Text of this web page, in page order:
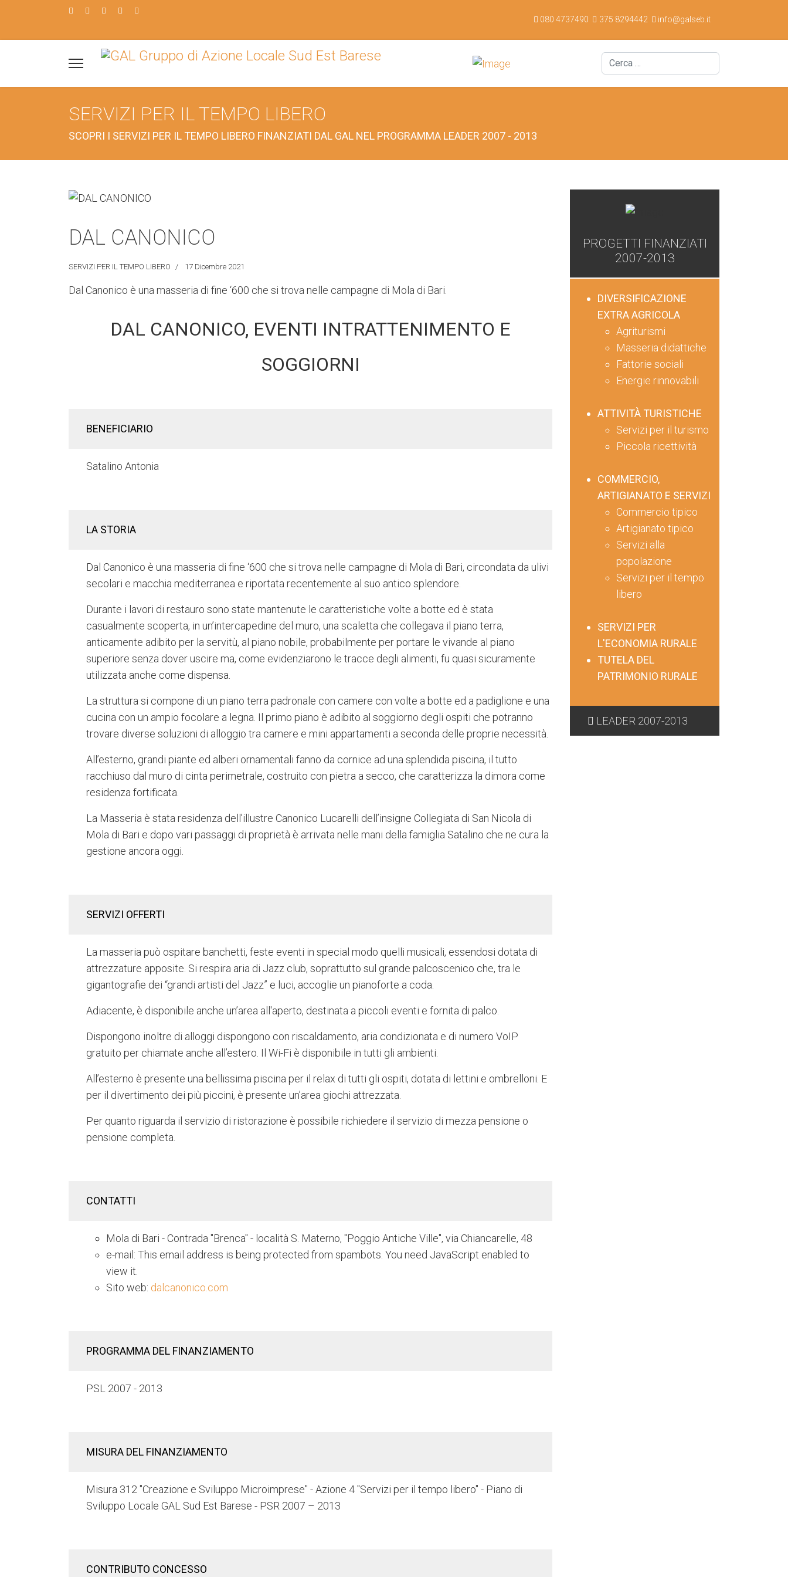
080 4737490 375 8294442 info@galseb.it
Cerca
SERVIZI PER IL TEMPO LIBERO
SCOPRI I SERVIZI PER IL TEMPO LIBERO FINANZIATI DAL GAL NEL PROGRAMMA LEADER 2007 - 2013
DAL CANONICO
SERVIZI PER IL TEMPO LIBERO 17 Dicembre 2021
Dal Canonico è una masseria di fine ‘600 che si trova nelle campagne di Mola di Bari.
DAL CANONICO, EVENTI INTRATTENIMENTO E
SOGGIORNI
BENEFICIARIO
Satalino Antonia
LA STORIA
Dal Canonico è una masseria di fine ‘600 che si trova nelle campagne di Mola di Bari, circondata da ulivi
secolari e macchia mediterranea e riportata recentemente al suo antico splendore.
Durante i lavori di restauro sono state mantenute le caratteristiche volte a botte ed è stata
casualmente scoperta, in un’intercapedine del muro, una scaletta che collegava il piano terra,
anticamente adibito per la servitù, al piano nobile, probabilmente per portare le vivande al piano
superiore senza dover uscire ma, come evidenziarono le tracce degli alimenti, fu quasi sicuramente
utilizzata anche come dispensa.
La struttura si compone di un piano terra padronale con camere con volte a botte ed a padiglione e una
cucina con un ampio focolare a legna. Il primo piano è adibito al soggiorno degli ospiti che potranno
trovare diverse soluzioni di alloggio tra camere e mini appartamenti a seconda delle proprie necessità.
All’esterno, grandi piante ed alberi ornamentali fanno da cornice ad una splendida piscina, il tutto
racchiuso dal muro di cinta perimetrale, costruito con pietra a secco, che caratterizza la dimora come
residenza fortificata.
La Masseria è stata residenza dell’illustre Canonico Lucarelli dell’insigne Collegiata di San Nicola di
Mola di Bari e dopo vari passaggi di proprietà è arrivata nelle mani della famiglia Satalino che ne cura la
gestione ancora oggi.
SERVIZI OFFERTI
La masseria può ospitare banchetti, feste eventi in special modo quelli musicali, essendosi dotata di
attrezzature apposite. Si respira aria di Jazz club, soprattutto sul grande palcoscenico che, tra le
gigantografie dei “grandi artisti del Jazz” e luci, accoglie un pianoforte a coda.
Adiacente, è disponibile anche un’area all'aperto, destinata a piccoli eventi e fornita di palco.
Dispongono inoltre di alloggi dispongono con riscaldamento, aria condizionata e di numero VoIP
gratuito per chiamate anche all’estero. Il Wi-Fi è disponibile in tutti gli ambienti.
All’esterno è presente una bellissima piscina per il relax di tutti gli ospiti, dotata di lettini e ombrelloni. E
per il divertimento dei più piccini, è presente un’area giochi attrezzata.
Per quanto riguarda il servizio di ristorazione è possibile richiedere il servizio di mezza pensione o
pensione completa.
CONTATTI
Mola di Bari - Contrada "Brenca" - località S. Materno, "Poggio Antiche Ville", via Chiancarelle, 48
e-mail: This email address is being protected from spambots. You need JavaScript enabled to
view it.
Sito web: dalcanonico.com
PROGRAMMA DEL FINANZIAMENTO
PSL 2007 - 2013
MISURA DEL FINANZIAMENTO
Misura 312 "Creazione e Sviluppo Microimprese" - Azione 4 "Servizi per il tempo libero" - Piano di
Sviluppo Locale GAL Sud Est Barese - PSR 2007 – 2013
CONTRIBUTO CONCESSO
PROGETTI FINANZIATI
2007-2013
DIVERSIFICAZIONE
EXTRA AGRICOLA
Agriturismi
Masseria didattiche
Fattorie sociali
Energie rinnovabili
ATTIVITÀ TURISTICHE
Servizi per il turismo
Piccola ricettività
COMMERCIO,
ARTIGIANATO E SERVIZI
Commercio tipico
Artigianato tipico
Servizi alla
popolazione
Servizi per il tempo
libero
SERVIZI PER
L'ECONOMIA RURALE
TUTELA DEL
PATRIMONIO RURALE
LEADER 2007-2013